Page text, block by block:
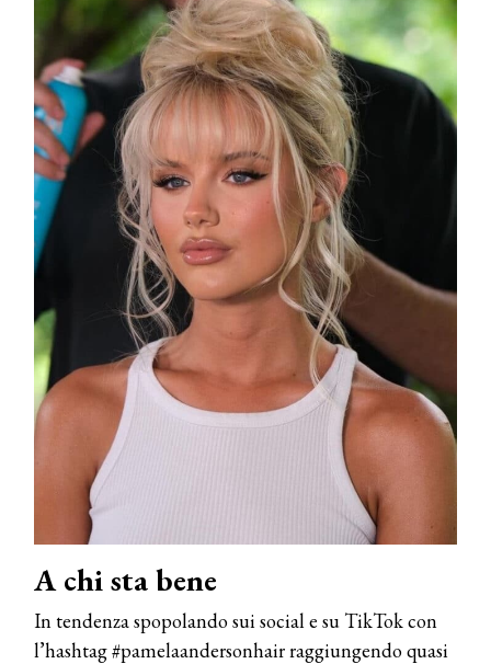
A chi sta bene
In tendenza spopolando sui social e su TikTok con
l’hashtag #pamelaandersonhair raggiungendo quasi